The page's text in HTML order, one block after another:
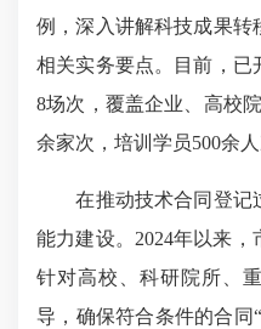
例，深入讲解科技成果转
相关实务要点。目前，已
8场次，覆盖企业、高校
余家次，培训学员500余人
在推动技术合同登记
能力建设。2024年以来，
针对高校、科研院所、
导，确保符合条件的合同